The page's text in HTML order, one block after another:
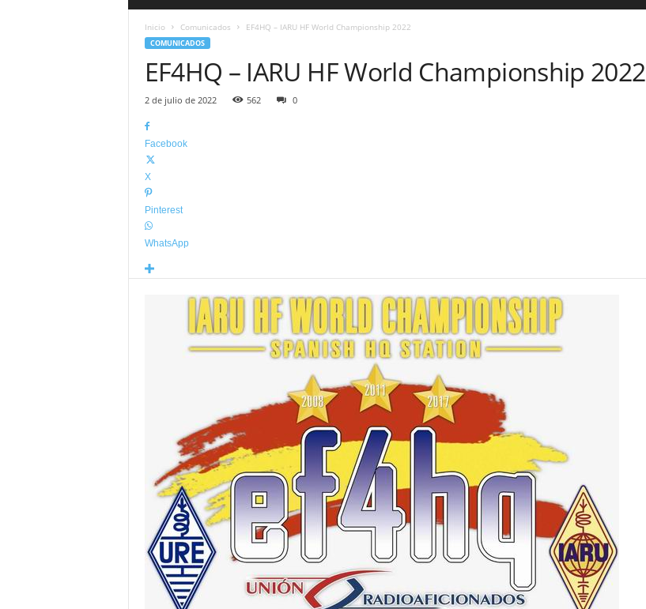
Inicio Comunicados EF4HQ – IARU HF World Championship 2022
COMUNICADOS
EF4HQ – IARU HF World Championship 2022
2 de julio de 2022 562 0
Facebook
X
Pinterest
WhatsApp